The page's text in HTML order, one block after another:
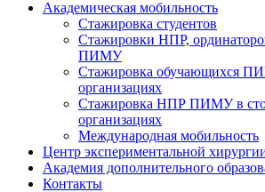
Академическая мобильность
Стажировка студентов
Стажировки НПР,
ПИМУ
Стажировка обучающихся
организациях
Стажировка НПР ПИМУ в
организациях
Международная мобильность
Центр экспериментальной
Академия дополнительного
Контакты